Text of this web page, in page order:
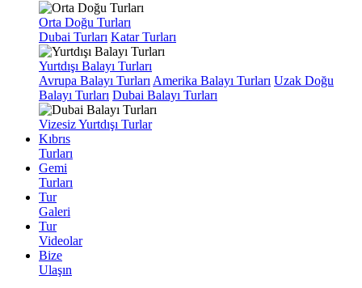
Orta Doğu Turları
Dubai Turları Katar Turları
Yurtdışı Balayı Turları
Avrupa Balayı Turları Amerika Balayı Turları Uzak Doğu
Balayı Turları Dubai Balayı Turları
Vizesiz Yurtdışı Turlar
Kıbrıs
Turları
Gemi
Turları
Tur
Galeri
Tur
Videolar
Bize
Ulaşın